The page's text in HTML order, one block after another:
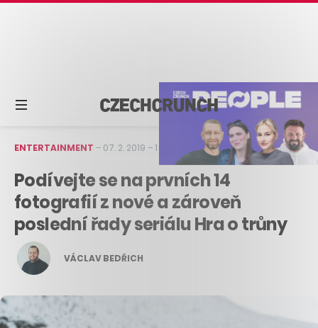
ENTERTAINMENT – 07. 2. 2019 –1 min čtení
Podívejte se na prvních 14
fotografií z nové a zároveň
poslední řady seriálu Hra o trůny
VÁCLAV BEDŘICH